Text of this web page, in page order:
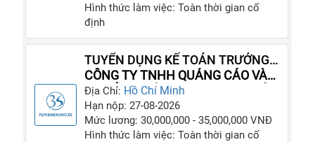
Hình thức làm việc: Toàn thời gian cố
định
TUYỂN DỤNG KẾ TOÁN TRƯỞNG
TẠI HCM
CÔNG TY TNHH QUẢNG CÁO VÀ
TRUYỀN THÔNG THỊNH AN PHÁT
Địa Chỉ: Hồ Chí Minh
Hạn nộp: 27-08-2026
Mức lương: 30,000,000 - 35,000,000 VNĐ
Hình thức làm việc: Toàn thời gian cố